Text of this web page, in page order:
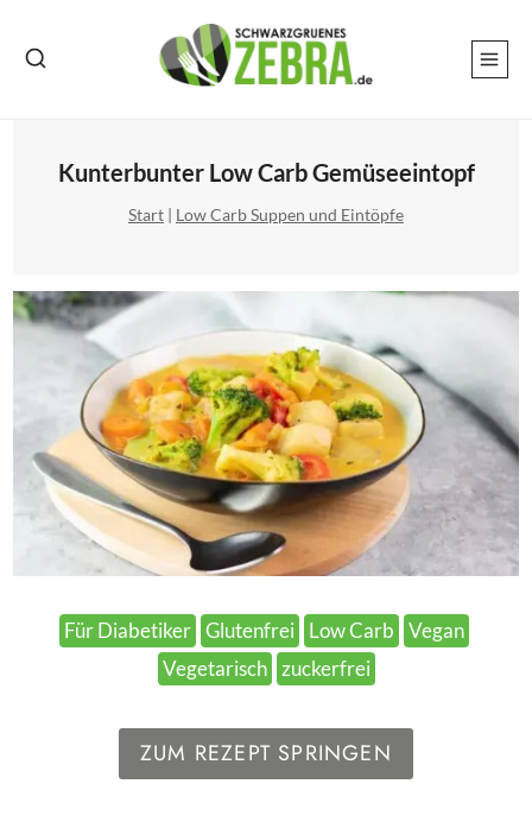
Inhalt
Kunterbunter Low Carb Gemüseeintopf
Start | Low Carb Suppen und Eintöpfe
Für Diabetiker Glutenfrei Low Carb
Vegan
Vegetarisch zuckerfrei
ZUM REZEPT SPRINGEN